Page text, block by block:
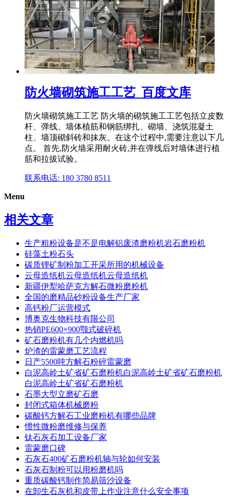
防火墙砌筑施工工艺_百度文库
防火墙砌筑施工工艺 防火墙的砌筑施工工艺包括立皮数
杆、弹线、墙体植筋和钢筋绑扎、砌墙、浇筑混凝土
柱、墙顶砌斜砖和抹灰。在这个过程中,需要注意以下几
点。 首先,防火墙采用耐火砖,并在弹线后对墙体进行植
筋和拉拔试验。
联系电话: 180 3780 8511
Menu
相关文章
生产粗粉设备是不是电解铝废渣磨粉机岩石磨粉机
硅藻土粉石头
碳质锂矿制粉加工开采所用的机械设备
云母造纸机云母造纸机云母造纸机
新疆伊犁哈萨克方解石微粉磨粉机
全国的磨精品砂粉设备生产厂家
高钙粉厂运营模式
博奥克生物科技有限公司
热销PE600×900颚式破碎机
矿石磨粉机有几个内燃机吗
炉渣的雷蒙磨工艺流程
日产5500吨方解石粉碎雷蒙磨
白泥高岭土矿省矿石磨粉机白泥高岭土矿省矿石磨粉机
白泥高岭土矿省矿石磨粉机
石墨大型立磨矿石磨
封闭式箱体机械磨粉
碳酸钙方解石工业磨粉机有哪些品牌
惯性微粉磨维修与保养
钛石灰石加工设备厂家
雷蒙磨口碑
石灰石400矿石磨粉机轴与轮如何安装
石灰石制粉可以用粉磨机吗
重质碳酸钙制作简易筛沙设备
在卸生石灰机和皮带上作业注意什么安全事项